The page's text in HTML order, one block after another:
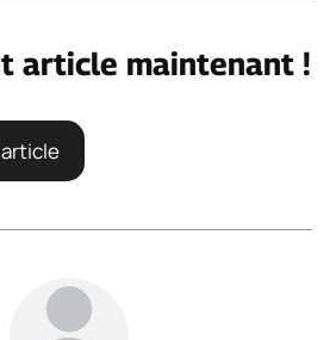
article maintenant !